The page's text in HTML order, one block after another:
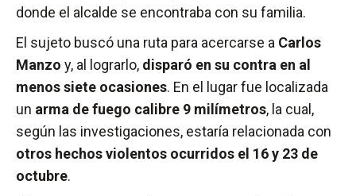
donde el alcalde se encontraba con su familia.
El sujeto buscó una ruta para acercarse a Carlos
Manzo y, al lograrlo, disparó en su contra en al
menos siete ocasiones. En el lugar fue localizada
un arma de fuego calibre 9 milímetros, la cual,
según las investigaciones, estaría relacionada con
otros hechos violentos ocurridos el 16 y 23 de
octubre.